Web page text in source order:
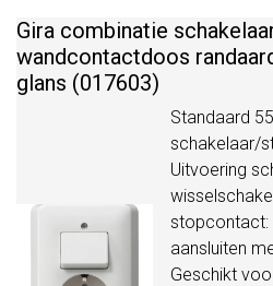
Gira combinatie
wandcontactdoos
glans (017603)
Standaard
schakelaar/
Uitvoering
stopcontact:
aansluiten
Geschikt